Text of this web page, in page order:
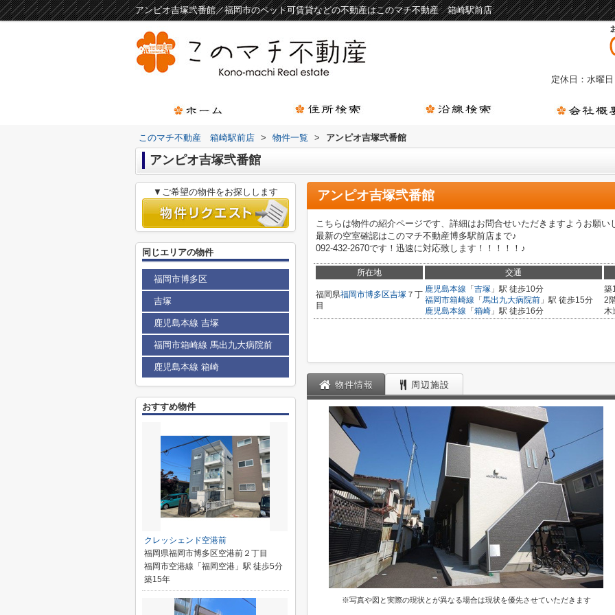
アンピオ吉塚弐番館／福岡市のペット可賃貸などの不動産はこのマチ不動産 箱崎駅前店
定休日：水曜
このマチ不動産 箱崎駅前店 > 物件一覧 > アンピオ吉塚弐番館
アンピオ吉塚弐番館
アンピオ吉塚弐番館
こちらは物件の紹介ページです、詳細はお問合せいただきますようお願
最新の空室確認はこのマチ不動産博多駅前店まで♪
092-432-2670です！迅速に対応致します！！！！！♪
所在地 交通
福岡県福岡市博多区吉塚 ７丁
目
鹿児島本線 「 吉塚 」駅 徒歩10分
福岡市箱崎線 「 馬出九大病院前 」駅 徒歩15分
鹿児島本線 「 箱崎 」駅 徒歩16分
築
2
木
物件情報 周辺施設
※写真や図と実際の現状とが異なる場合は現状を優先させていただきます
▼ご希望の物件をお探しします
同じエリアの物件
福岡市博多区
吉塚
鹿児島本線 吉塚
福岡市箱崎線 馬出九大病院前
鹿児島本線 箱崎
おすすめ物件
クレッシェンド空港前
福岡県福岡市博多区空港前２丁目
福岡市空港線「福岡空港」駅 徒歩5分
築15年